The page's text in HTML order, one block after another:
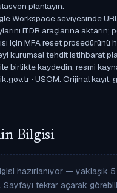
planlayın.
Workspace seviyesinde
ITDR araçlarına aktarın;
için MFA reset prosedürünü
kurumsal tehdit istihbarat
birlikte kaydedin; resmi
· USOM. Orijinal kayıt:
Bilgisi
hazırlanıyor — yaklaşık
Sayfayı tekrar açarak